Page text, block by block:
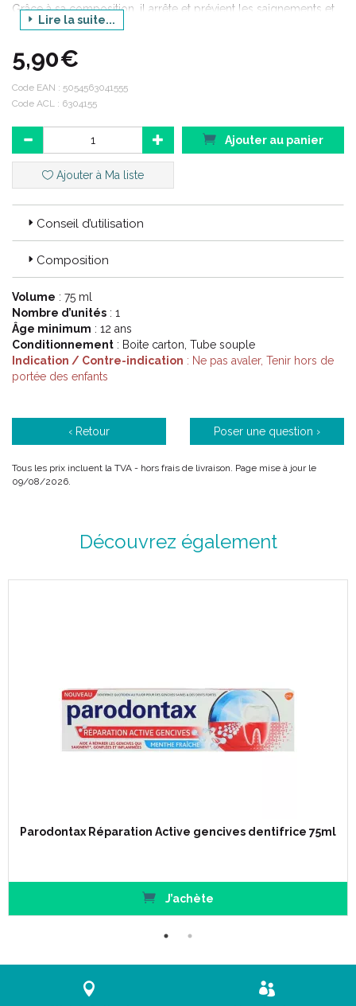
Grâce à sa composition, il arrête et prévient les saignements et
inflammations des gencives tout en vous offrant une haleine
Lire la suite...
5,90€
Code EAN : 5054563041555
Code ACL : 6304155
Ajouter au panier
Ajouter à Ma liste
Conseil d’utilisation
Composition
Volume : 75 ml
Nombre d’unités : 1
Âge minimum : 12 ans
Conditionnement : Boite carton, Tube souple
Indication / Contre-indication : Ne pas avaler, Tenir hors de
portée des enfants
‹ Retour Poser une question ›
Tous les prix incluent la TVA - hors frais de livraison. Page mise à jour le
09/08/2026.
Découvrez également
Parodontax Réparation Active gencives dentifrice 75ml
J’achète